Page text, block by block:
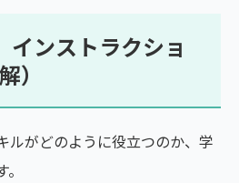
インストラクショ
）
ルがどのように役立つのか、学